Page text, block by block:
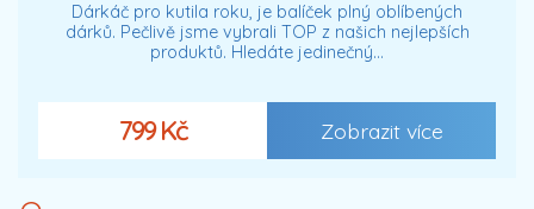
Dárkáč pro kutila roku, je balíček plný oblíbených
dárků. Pečlivě jsme vybrali TOP z našich nejlepších
produktů. Hledáte jedinečný…
799 Kč Zobrazit více